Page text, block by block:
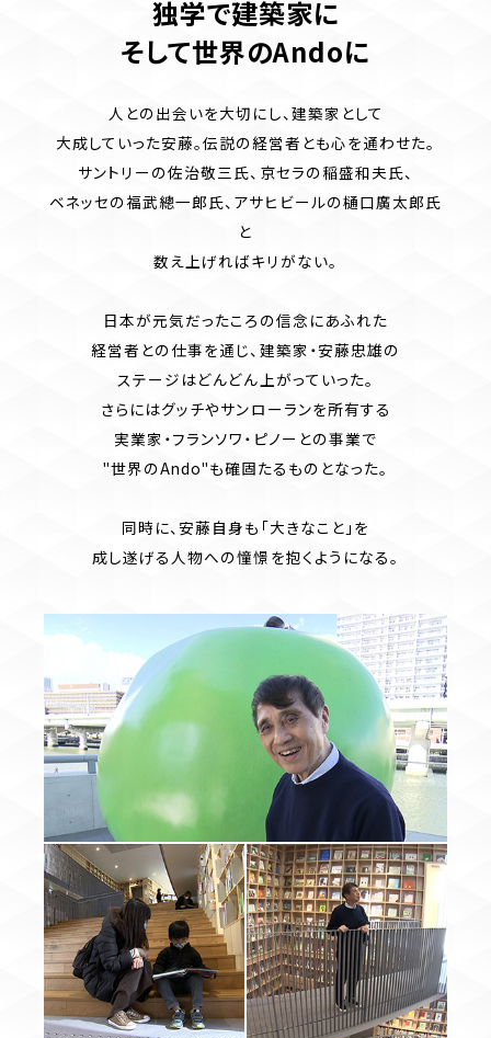
独学で建築家に
そして世界のAndoに
人との出会いを大切にし、建築家として
大成していった安藤。伝説の経営者とも心を通わせた。
サントリーの佐治敬三氏、京セラの稲盛和夫氏、
ベネッセの福武總一郎氏、アサヒビールの樋口廣太郎氏
と
数え上げればキリがない。
日本が元気だったころの信念にあふれた
経営者との仕事を通じ、建築家・安藤忠雄の
ステージはどんどん上がっていった。
さらにはグッチやサンローランを所有する
実業家・フランソワ・ピノーとの事業で
"世界のAndo"も確固たるものとなった。
同時に、安藤自身も「大きなこと」を
成し遂げる人物への憧憬を抱くようになる。